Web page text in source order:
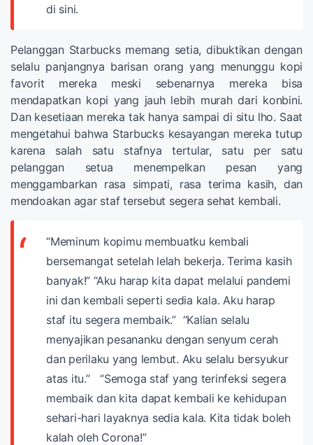
di sini.
Pelanggan Starbucks memang setia, dibuktikan dengan
selalu panjangnya barisan orang yang menunggu kopi
favorit mereka meski sebenarnya mereka bisa
mendapatkan kopi yang jauh lebih murah dari konbini.
Dan kesetiaan mereka tak hanya sampai di situ lho. Saat
mengetahui bahwa Starbucks kesayangan mereka tutup
karena salah satu stafnya tertular, satu per satu
pelanggan setua menempelkan pesan yang
menggambarkan rasa simpati, rasa terima kasih, dan
mendoakan agar staf tersebut segera sehat kembali.
“Meminum kopimu membuatku kembali
bersemangat setelah lelah bekerja. Terima kasih
banyak!” “Aku harap kita dapat melalui pandemi
ini dan kembali seperti sedia kala. Aku harap
staf itu segera membaik.” “Kalian selalu
menyajikan pesananku dengan senyum cerah
dan perilaku yang lembut. Aku selalu bersyukur
atas itu.”
“Semoga staf yang terinfeksi segera
membaik dan kita dapat kembali ke kehidupan
sehari-hari layaknya sedia kala. Kita tidak boleh
kalah oleh Corona!”